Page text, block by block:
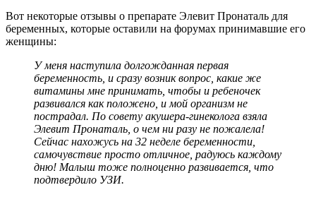
Вот некоторые отзывы о препарате Элевит Пронаталь для
беременных, которые оставили на форумах принимавшие его
женщины:
У меня наступила долгожданная первая
беременность, и сразу возник вопрос, какие же
витамины мне принимать, чтобы и ребеночек
развивался как положено, и мой организм не
пострадал. По совету акушера-гинеколога взяла
Элевит Пронаталь, о чем ни разу не пожалела!
Сейчас нахожусь на 32 неделе беременности,
самочувствие просто отличное, радуюсь каждому
дню! Малыш тоже полноценно развивается, что
подтвердило УЗИ.